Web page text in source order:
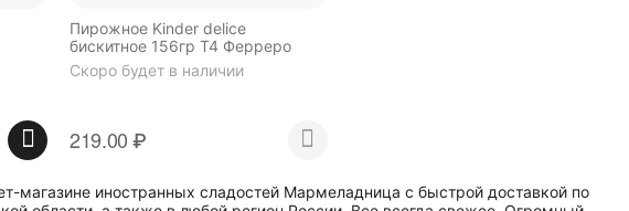
магазине иностранных сладостей Мармеладница с быстрой доставкой по
Пирожное Kinder delice
бискитное 156гр Т4 Ферреро
Скоро будет в наличии
219.00₽